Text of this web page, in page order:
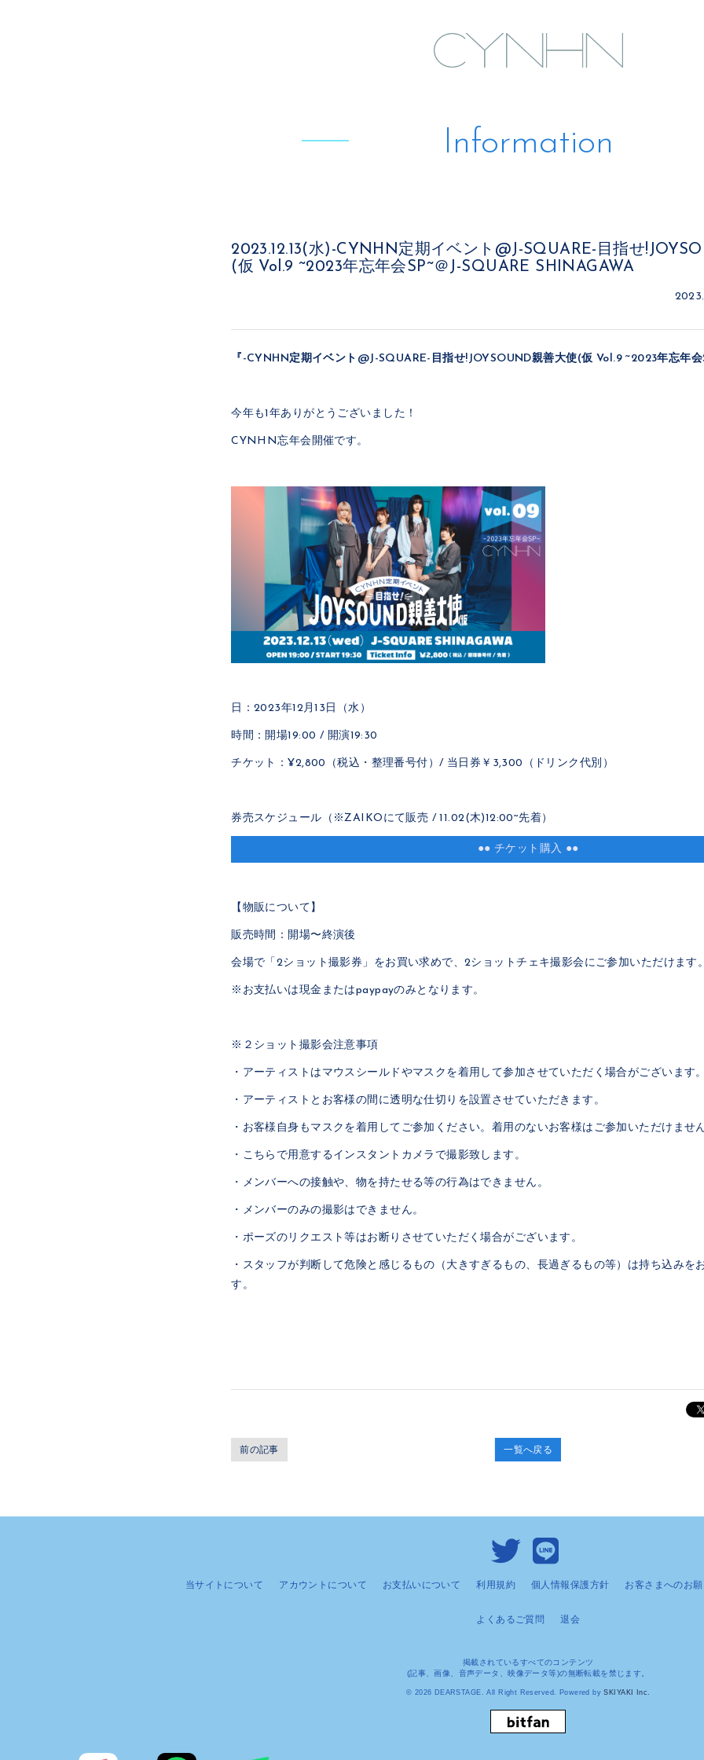
Information
2023.12.13(水)-CYNHN定期イベント@J-SQUARE-目指せ
(仮 Vol.9 ~2023年忘年会SP~＠J-SQUARE SHINAGAWA
『-CYNHN定期イベント@J-SQUARE-目指せ!JOYSOUND親善大使(仮 Vol.9 ~2023年忘年会
今年も1年ありがとうございました！
CYNHN忘年会開催です。
日：2023年12月13日（水）
時間：開場19:00 / 開演19:30
チケット：¥2,800（税込・整理番号付）/ 当日券￥3,300（ドリンク代別）
券売スケジュール（※ZAIKOにて販売 / 11.02(木)12:00~先着）
●● チケット購入 ●●
【物販について】
販売時間：開場〜終演後
会場で「2ショット撮影券」をお買い求めで、2ショットチェキ撮影会にご参加いただけます
※お支払いは現金またはpaypayのみとなります。
※２ショット撮影会注意事項
・アーティストはマウスシールドやマスクを着用して参加させていただく場合がございます
・アーティストとお客様の間に透明な仕切りを設置させていただきます。
・お客様自身もマスクを着用してご参加ください。着用のないお客様はご参加いただけませ
・こちらで用意するインスタントカメラで撮影致します。
・メンバーへの接触や、物を持たせる等の行為はできません。
・メンバーのみの撮影はできません。
・ポーズのリクエスト等はお断りさせていただく場合がございます。
・スタッフが判断して危険と感じるもの（大きすぎるもの、長過ぎるもの等）は持ち込みを
す。
一覧へ戻る
前の記事
当サイトについて アカウントについて お支払いについて 利用規約 個人情報保護方針 お客さまへのお
よくあるご質問 退会
掲載されているすべてのコンテンツ
(記事、画像、音声データ、映像データ等)の無断転載を禁じます。
© 2026 DEARSTAGE. All Right Reserved. Powered bySKIYAKI Inc.